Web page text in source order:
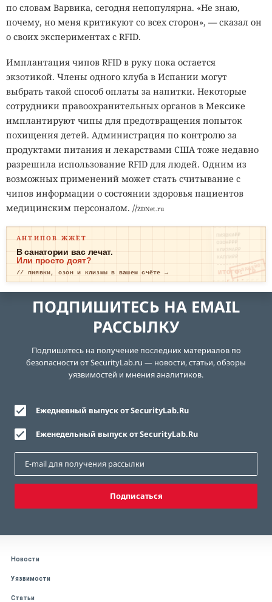
по словам Варвика, сегодня непопулярна. «Не знаю,
почему, но меня критикуют со всех сторон», — сказал он
о своих экспериментах с RFID.
Имплантация чипов RFID в руку пока остается
экзотикой. Члены одного клуба в Испании могут
выбрать такой способ оплаты за напитки. Некоторые
сотрудники правоохранительных органов в Мексике
имплантируют чипы для предотвращения попыток
похищения детей. Администрация по контролю за
продуктами питания и лекарствами США тоже недавно
разрешила использование RFID для людей. Одним из
возможных применений может стать считывание с
чипов информации о состоянии здоровья пациентов
медицинским персоналом. //ZDNet.ru
ПИЯВКИ₽₽
КЛИЗМА₽₽
КАПЛИ₽₽
ИТОГО: ТР
ЕВОГА
ОПЛАЧЕНО
АНТИПОВ ЖЖЁТ
В санатории вас лечат.
Или просто доят?
// пиявки, озон и клизмы в вашем счёте →
ПОДПИШИТЕСЬ НА EMAIL
РАССЫЛКУ
Подпишитесь на получение последних материалов по
безопасности от SecurityLab.ru — новости, статьи, обзоры
уязвимостей и мнения аналитиков.
Ежедневный выпуск от SecurityLab.Ru
Еженедельный выпуск от SecurityLab.Ru
Подписаться
Новости
Уязвимости
Статьи